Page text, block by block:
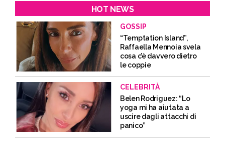
HOT NEWS
GOSSIP
“Temptation Island”,
Raffaella Mennoia svela
cosa c’è davvero dietro
le coppie
CELEBRITÀ
Belen Rodriguez: “Lo
yoga mi ha aiutata a
uscire dagli attacchi di
panico”